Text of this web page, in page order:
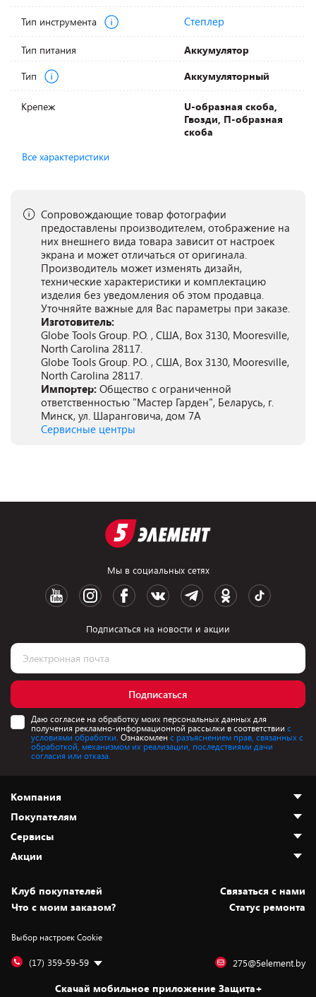
Тип инструмента Степлер
Тип питания
Аккумулятор
Тип
Аккумуляторный
Крепеж
U-образная скоба,
Гвозди, П-образная
скоба
Все характеристики
Сопровождающие товар фотографии
предоставлены производителем, отображение на
них внешнего вида товара зависит от настроек
экрана и может отличаться от оригинала.
Производитель может изменять дизайн,
технические характеристики и комплектацию
изделия без уведомления об этом продавца.
Уточняйте важные для Вас параметры при заказе.
Изготовитель:
Globe Tools Group. P.O. , США, Box 3130, Mooresville,
North Carolina 28117.
Globe Tools Group. P.O. , США, Box 3130, Mooresville,
North Carolina 28117.
Импортер: Общество с ограниченной
ответственностью "Мастер Гарден", Беларусь, г.
Минск, ул. Шаранговича, дом 7А
Сервисные центры
Мы в социальных сетях
Подписаться на новости и акции
Подписаться
Даю согласие на обработку моих персональных данных для
получения рекламно-информационной рассылки в соответствии с
условиями обработки. Ознакомлен с разъяснением прав, связанных с
обработкой, механизмом их реализации, последствиями дачи
согласия или отказа.
Компания
О нас
Адреса магазинов
Новости
Статьи и обзоры
Вакансии
Дай пять добру!
Покупателям
Как сделать заказ
Оплата и доставка
Юрлицам
Обмен и возврат товара
Обработка персональных данных
Подарочные карты
Сервисы
Установка техники
Для игровых консолей
Для мобильных устройств
Для компьютеров
Акции
Скидки и промокоды
Белорусские товары
Бонусы
Оплата частями
Клуб покупателей
Cвязаться с нами
Что с моим заказом?
Статус ремонта
Выбор настроек Cookie
(17) 359-59-59 275@5element.by
Скачай мобильное приложение Защита+